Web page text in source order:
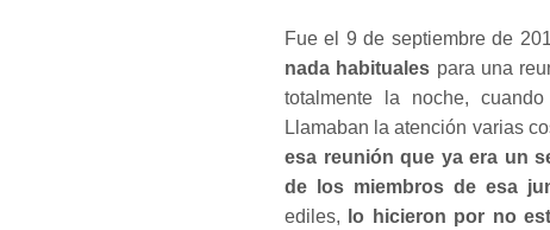
Fue el 9 de septiembre de
nada habituales para una
totalmente la noche,
Llamaban la atención varias
esa reunión que ya era un
de los miembros de esa
ediles,
lo hicieron por no